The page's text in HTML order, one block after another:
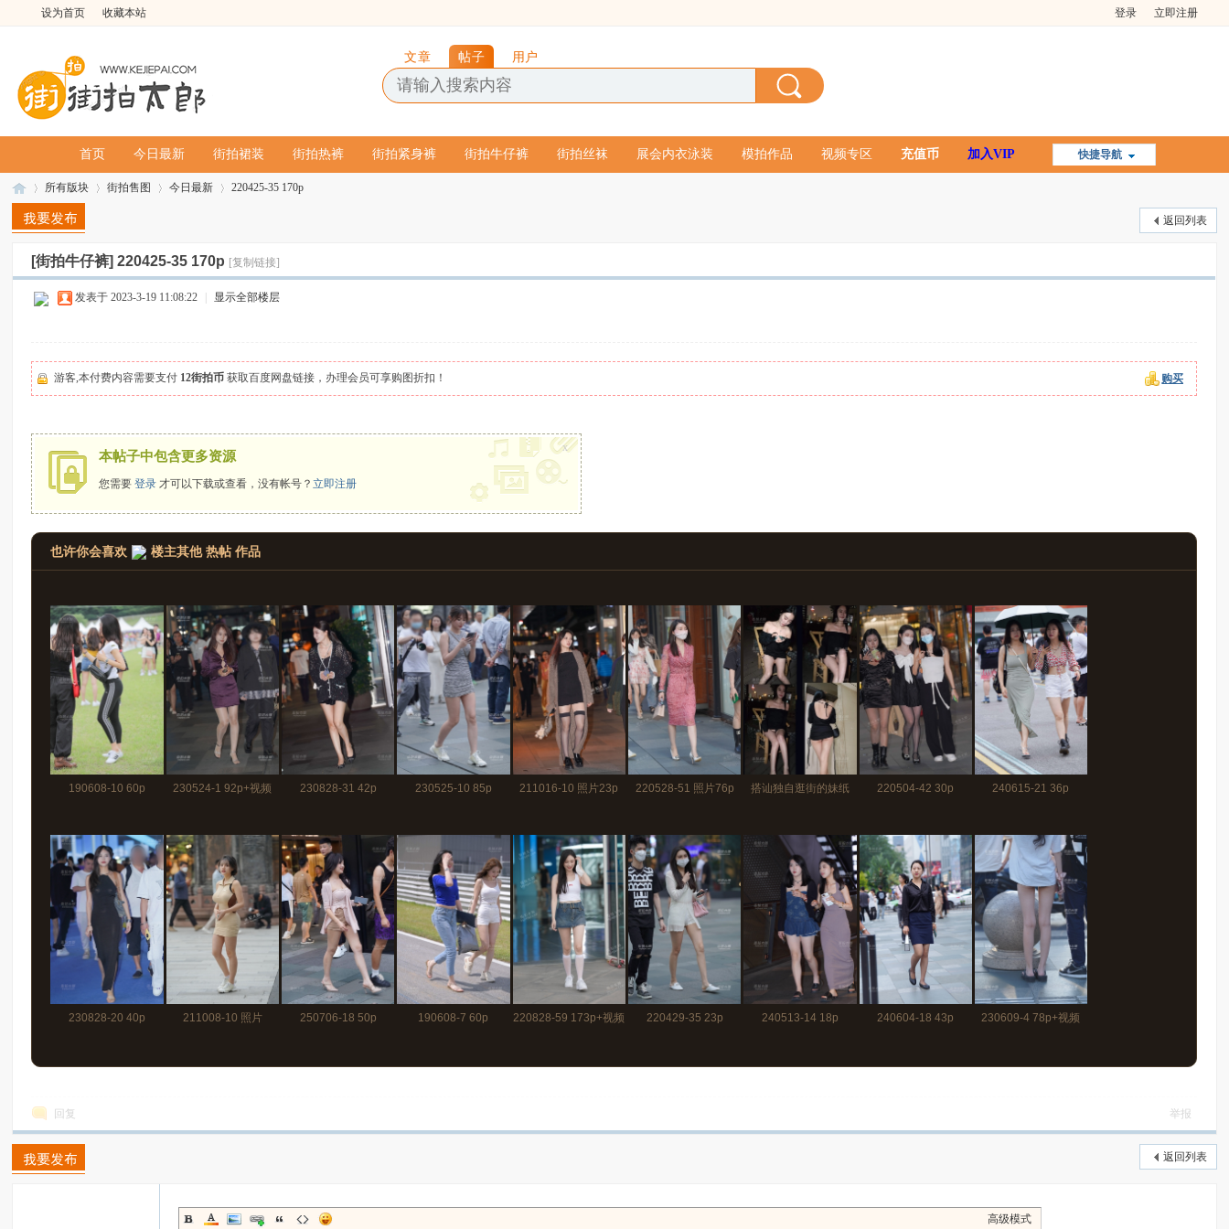
设为首页 收藏本站 登录 立即注册
文章 帖子 用户
快捷导航
首页 今日最新 街拍裙装 街拍热裤 街拍紧身裤 街拍牛仔裤 街拍丝袜 展会内衣泳装 模拍作品 视频专区 充值币 加入VIP
»
所有版块
›
街拍售图
›
今日最新
›
220425-35 170p
返回列表
[街拍牛仔裤]220425-35 170p [复制链接]
发表于 2023-3-19 11:08:22 显示全部楼层
游客,本付费内容需要支付 12街拍币 获取百度网盘链接，办理会员可享购图折扣！ 购买
本帖子中包含更多资源
您需要登录 才可以下载或查看，没有帐号？立即注册
x
也许你会喜欢 楼主其他 热帖 作品
190608-10 60p 230524-1 92p+视频 230828-31 42p 230525-10 85p 211016-10 照片23p 220528-51 照片76p 搭讪独自逛街的妹纸 220504-42 30p 240615-21 36p
230828-20 40p 211008-10 照片 250706-18 50p 190608-7 60p 220828-59 173p+视频 220429-35 23p 240513-14 18p 240604-18 43p 230609-4 78p+视频
回复 举报
返回列表
高级模式